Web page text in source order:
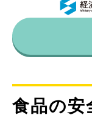
食品の安